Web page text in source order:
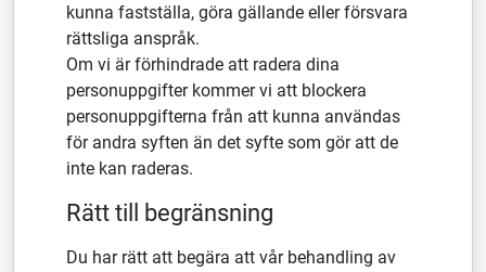
kunna fastställa, göra gällande eller försvara
rättsliga anspråk.
Om vi är förhindrade att radera dina
personuppgifter kommer vi att blockera
personuppgifterna från att kunna användas
för andra syften än det syfte som gör att de
inte kan raderas.
Rätt till begränsning
Du har rätt att begära att vår behandling av